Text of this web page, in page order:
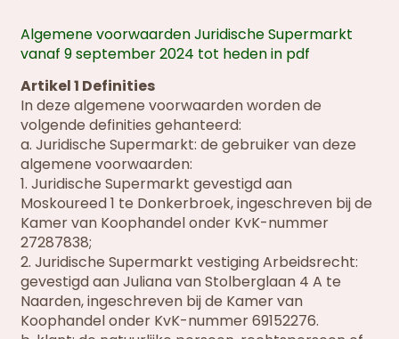
Algemene voorwaarden Juridische Supermarkt
vanaf 9 september 2024 tot heden in pdf
Artikel 1 Definities
In deze algemene voorwaarden worden de
volgende definities gehanteerd:
a. Juridische Supermarkt: de gebruiker van deze
algemene voorwaarden:
1. Juridische Supermarkt gevestigd aan
Moskoureed 1 te Donkerbroek, ingeschreven bij de
Kamer van Koophandel onder KvK-nummer
27287838;
2. Juridische Supermarkt vestiging Arbeidsrecht:
gevestigd aan Juliana van Stolberglaan 4 A te
Naarden, ingeschreven bij de Kamer van
Koophandel onder KvK-nummer 69152276.